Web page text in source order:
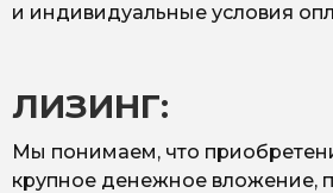
и индивидуальные условия
ЛИЗИНГ:
Мы понимаем, что
крупное денежное вложение,